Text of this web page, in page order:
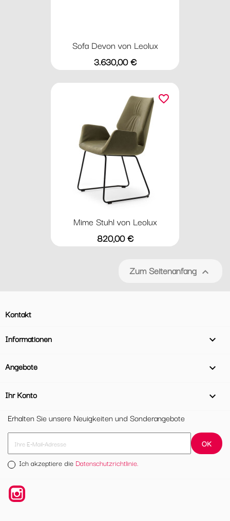
Sofa Devon von Leolux
Preis
3.630,00 €
Mime Stuhl von Leolux
Preis
820,00 €
favorite_border
Zum Seitenanfang 
Kontakt
Informationen

Angebote 
Ihr Konto

Erhalten Sie unsere Neuigkeiten und Sonderangebote
Ich akzeptiere die Datenschutzrichtlinie.